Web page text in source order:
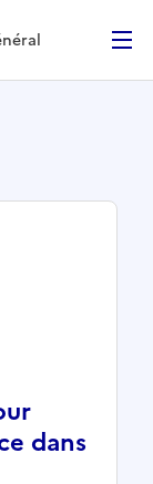
- Retour à la
dans